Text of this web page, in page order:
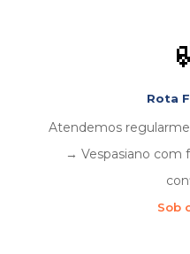
Rota
Atendemos
→ Vespasiano com
Sob